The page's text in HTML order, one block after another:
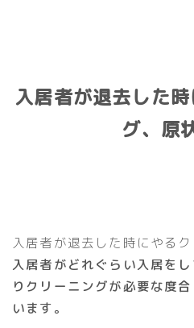
入居者が退去した
グ、原
入居者が退去した時にやるク
入居者がどれぐらい入居を
りクリーニングが必要な度
います。